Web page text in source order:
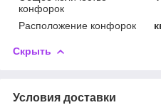
конфорок
Расположение конфорок
Скрыть
Условия доставки